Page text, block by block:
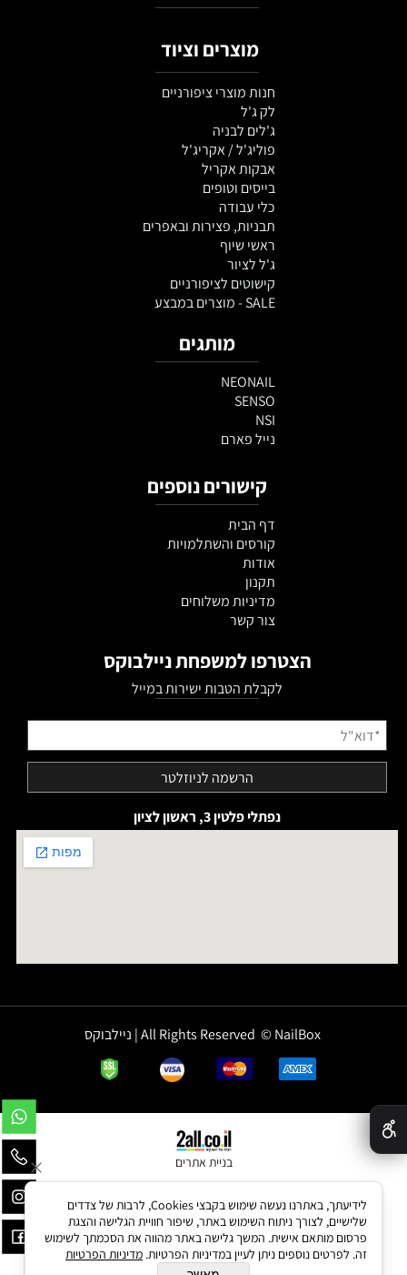
מוצרים וציוד
חנות מוצרי ציפורניים
לק ג'ל
ג'לים לבניה
פוליג'ל / אקריג'ל
אבקות אקריל
בייסים וטופים
כלי עבודה
תבניות, פצירות ובאפרים
ראשי שיוף
ג'ל לציור
קישוטים לציפורניים
SALE - מוצרים במבצע
מותגים
NEONAIL
SENSO
NSI
נייל פארם
קישורים נוספים
דף הבית
קורסים והשתלמויות
אודות
תקנון
מדיניות משלוחים
צור קשר
הצטרפו למשפחת ניילבוקס
לקבלת הטבות ישירות במייל
נפתלי פלטין 3, ראשון לציון
All Rights Reserved © NailBox | ניילבוקס
בניית אתרים
לידיעתך, באתרנו נעשה שימוש בקבצי Cookies, לרבות של צדדים
שלישיים, לצורך ניתוח השימוש באתר, שיפור חוויית הגלישה והצגת
פרסום מותאם אישית. המשך גלישה באתר מהווה את הסכמתך לשימוש
זה. לפרטים נוספים ניתן לעיין במדיניות הפרטיות. מדיניות הפרטיות